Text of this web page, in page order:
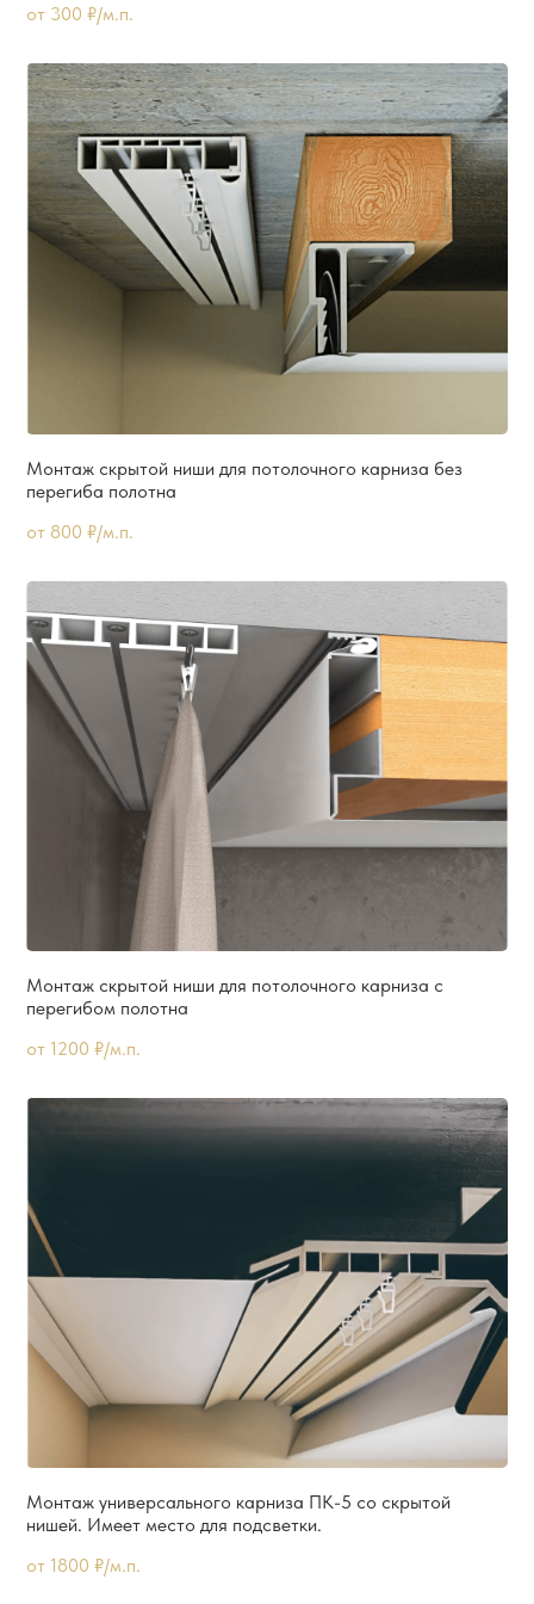
от 300 ₽/м.п.
Монтаж скрытой ниши для потолочного карниза без
перегиба полотна
от 800 ₽/м.п.
Монтаж скрытой ниши для потолочного карниза с
перегибом полотна
от 1200 ₽/м.п.
Монтаж универсального карниза ПК-5 со скрытой
нишей. Имеет место для подсветки.
от 1800 ₽/м.п.